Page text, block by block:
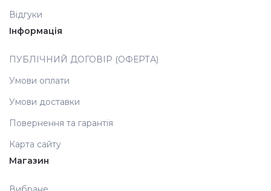
Відгуки
Інформація
ПУБЛІЧНИЙ ДОГОВІР (ОФЕРТА)
Умови оплати
Умови доставки
Повернення та гарантія
Карта сайту
Магазин